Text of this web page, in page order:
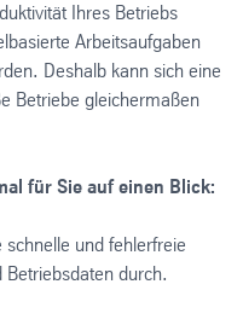
Ihres Betriebs
Arbeitsaufgaben
Deshalb kann sich eine
Betriebe gleichermaßen
für Sie auf einen Blick:
und fehlerfreie
Betriebsdaten durch.